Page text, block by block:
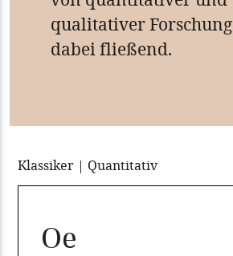
qualitativer
dabei fließend.
Klassiker | Quantitativ
Oe